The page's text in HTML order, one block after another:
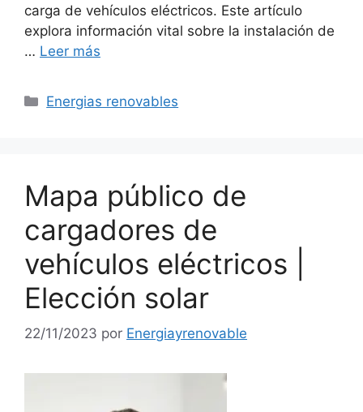
carga de vehículos eléctricos. Este artículo
explora información vital sobre la instalación de
… Leer más
Categorías
Energias renovables
Mapa público de
cargadores de
vehículos eléctricos |
Elección solar
22/11/2023 por Energiayrenovable